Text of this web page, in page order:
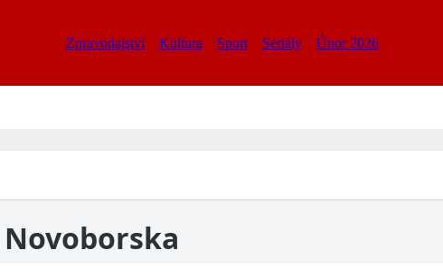
Zpravodajství Kultura Sport Seriály Únor 2026